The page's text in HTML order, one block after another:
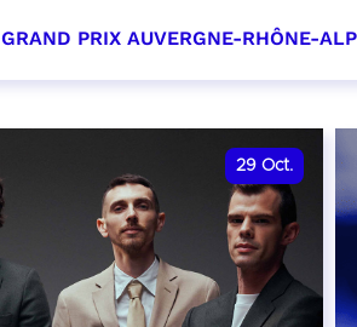
GRAND PRIX AUVERGNE-RHÔNE-
29 Oct.